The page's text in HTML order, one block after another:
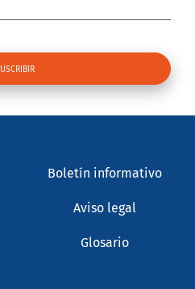
Boletín informativo
Aviso legal
Glosario